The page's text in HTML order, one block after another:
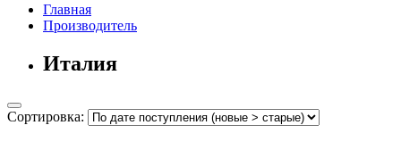
Главная
Производитель
Италия
Сортировка: